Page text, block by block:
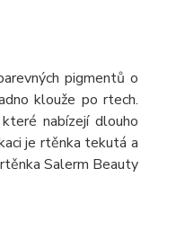
pigmentů o
klouže po rtech.
nabízejí dlouho
je rtěnka tekutá a
Salerm Beauty